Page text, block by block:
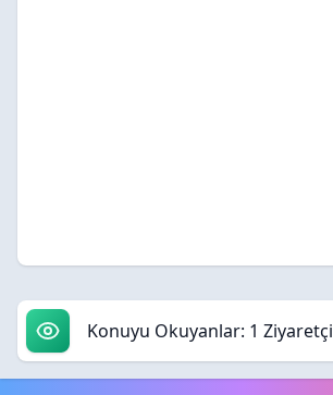
Konuyu Okuyanlar: 1 Ziyaretçi